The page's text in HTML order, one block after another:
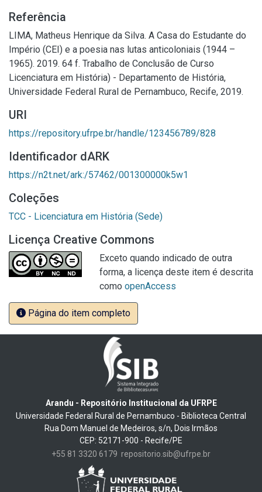
Referência
LIMA, Matheus Henrique da Silva. A Casa do Estudante do
Império (CEI) e a poesia nas lutas anticoloniais (1944 –
1965). 2019. 64 f. Trabalho de Conclusão de Curso
Licenciatura em História) - Departamento de História,
Universidade Federal Rural de Pernambuco, Recife, 2019.
URI
https://repository.ufrpe.br/handle/123456789/828
Identificador dARK
https://n2t.net/ark:/57462/001300000k5w1
Coleções
TCC - Licenciatura em História (Sede)
Licença Creative Commons
Exceto quando indicado de outra
forma, a licença deste item é descrita
como openAccess
Página do item completo
Arandu - Repositório Institucional da UFRPE
Universidade Federal Rural de Pernambuco - Biblioteca Central
Rua Dom Manuel de Medeiros, s/n, Dois Irmãos
CEP: 52171-900 - Recife/PE
+55 81 3320 6179 repositorio.sib@ufrpe.br